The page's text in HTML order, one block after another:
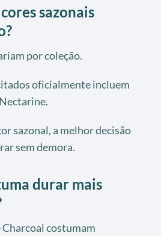
sazonais
por coleção.
oficialmente incluem
sazonal, a melhor decisão
sem demora.
durar mais
Charcoal costumam